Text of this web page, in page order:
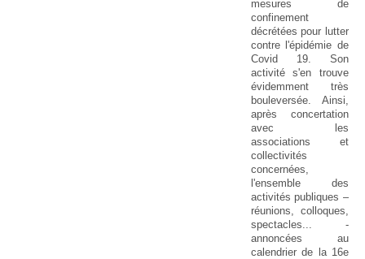
mesures de
confinement
décrétées pour lutter
contre l'épidémie de
Covid 19. Son
activité s'en trouve
évidemment très
bouleversée. Ainsi,
après concertation
avec les
associations et
collectivités
concernées,
l'ensemble des
activités publiques –
réunions, colloques,
spectacles... -
annoncées au
calendrier de la 16e